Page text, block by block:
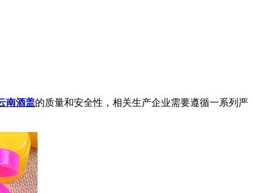
南酒盖的质量和安全性，相关生产企业需要遵循一系列严